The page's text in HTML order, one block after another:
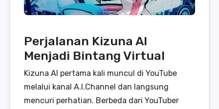
Perjalanan Kizuna AI
Menjadi Bintang Virtual
Kizuna AI pertama kali muncul di YouTube
melalui kanal A.I.Channel dan langsung
mencuri perhatian. Berbeda dari YouTuber